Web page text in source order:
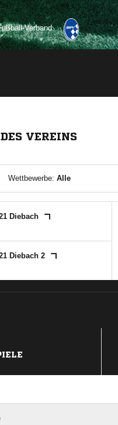
Verband
VEREINS
Wettbewerbe: Alle
Diebach
Diebach 2